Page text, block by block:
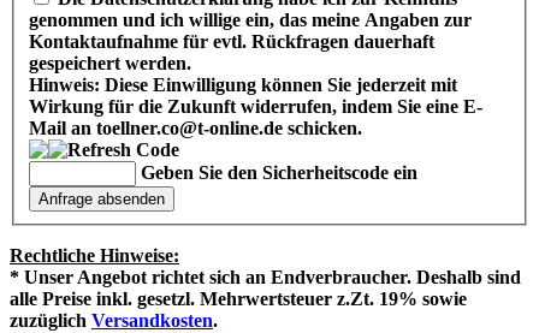
genommen und ich willige ein, das meine Angaben zur
Kontaktaufnahme für evtl. Rückfragen dauerhaft
gespeichert werden.
Hinweis: Diese Einwilligung können Sie jederzeit mit
Wirkung für die Zukunft widerrufen, indem Sie eine E-
Mail an toellner.co@t-online.de schicken.
Geben Sie den Sicherheitscode ein
Rechtliche Hinweise:
* Unser Angebot richtet sich an Endverbraucher. Deshalb sind
alle Preise inkl. gesetzl. Mehrwertsteuer z.Zt. 19% sowie
zuzüglich Versandkosten.